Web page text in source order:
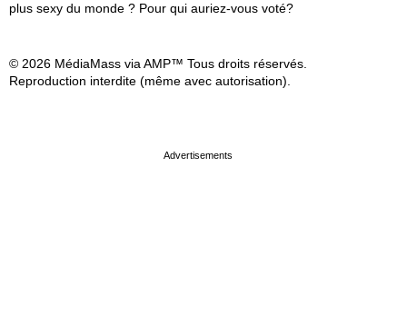
plus sexy du monde ? Pour qui auriez-vous voté?
© 2026 MédiaMass via AMP™ Tous droits réservés.
Reproduction interdite (même avec autorisation).